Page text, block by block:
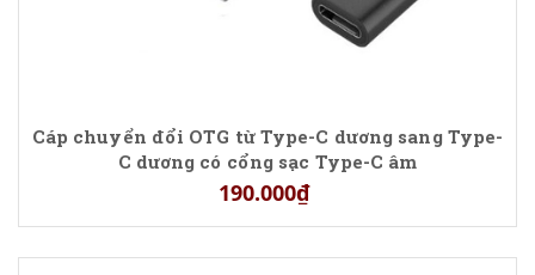
Cáp chuyển đổi OTG từ Type-C dương sang Type-
C dương có cổng sạc Type-C âm
190.000₫